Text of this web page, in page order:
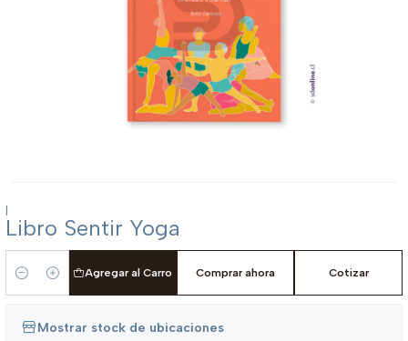
|
Libro Sentir Yoga
Cantidad
Agregar al Carro Comprar ahora Cotizar
Mostrar stock de ubicaciones